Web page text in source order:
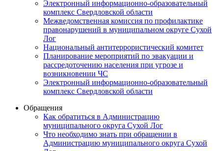
Электронный информационно-образовательный
комплекс Cвердловской области
Межведомственная комиссия по профилактике
правонарушений в муниципальном округе Сухой
Лог
Национальный антитеррористический комитет
Планирование мероприятий по эвакуации и
рассредоточению населения при угрозе и
возникновении ЧС
Электронный информационно-образовательный
комплекс Свердловской области
Обращения
Как обратиться в Администрацию
муниципального округа Сухой Лог
Что необходимо знать при обращении в
Администрацию муниципального округа Сухой